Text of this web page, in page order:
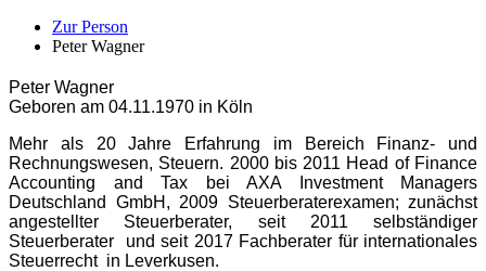
Zur Person
Peter Wagner
Peter Wagner
Geboren am 04.11.1970 in Köln
Mehr als 20 Jahre Erfahrung im Bereich Finanz- und
Rechnungswesen, Steuern. 2000 bis 2011 Head of Finance
Accounting and Tax bei AXA Investment Managers
Deutschland GmbH, 2009 Steuerberaterexamen; zunächst
angestellter Steuerberater, seit 2011 selbständiger
Steuerberater und seit 2017 Fachberater für internationales
Steuerrecht in Leverkusen.